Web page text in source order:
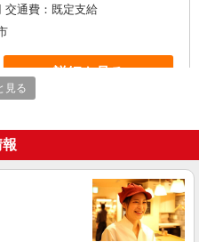
交通費：既定支給
詳細を見る
0803797
査
通費全額支給
詳細を見る
見る